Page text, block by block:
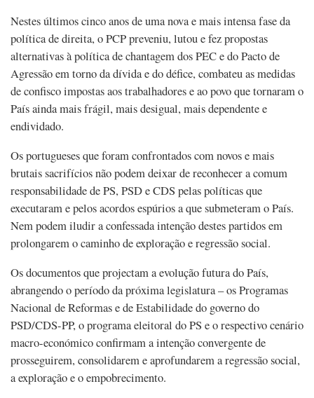
Nestes últimos cinco anos de uma nova e mais intensa fase da
política de direita, o PCP preveniu, lutou e fez propostas
alternativas à política de chantagem dos PEC e do Pacto de
Agressão em torno da dívida e do défice, combateu as medidas
de confisco impostas aos trabalhadores e ao povo que tornaram o
País ainda mais frágil, mais desigual, mais dependente e
endividado.
Os portugueses que foram confrontados com novos e mais
brutais sacrifícios não podem deixar de reconhecer a comum
responsabilidade de PS, PSD e CDS pelas políticas que
executaram e pelos acordos espúrios a que submeteram o País.
Nem podem iludir a confessada intenção destes partidos em
prolongarem o caminho de exploração e regressão social.
Os documentos que projectam a evolução futura do País,
abrangendo o período da próxima legislatura – os Programas
Nacional de Reformas e de Estabilidade do governo do
PSD/CDS-PP, o programa eleitoral do PS e o respectivo cenário
macro-económico confirmam a intenção convergente de
prosseguirem, consolidarem e aprofundarem a regressão social,
a exploração e o empobrecimento.